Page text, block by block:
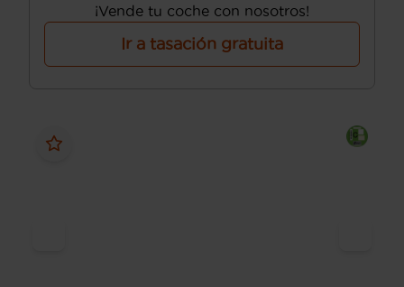
¡Vende tu coche con nosotros!
Ir a tasación gratuita